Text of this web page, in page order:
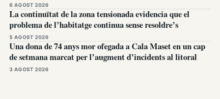
6 AGOST 2026
La continuïtat de la zona tensionada evidencia que el
problema de l’habitatge continua sense resoldre’s
5 AGOST 2026
Una dona de 74 anys mor ofegada a Cala Maset en un cap
de setmana marcat per l’augment d’incidents al litoral
3 AGOST 2026